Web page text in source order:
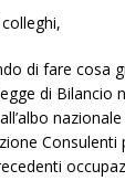
di fare cosa
di Bilancio